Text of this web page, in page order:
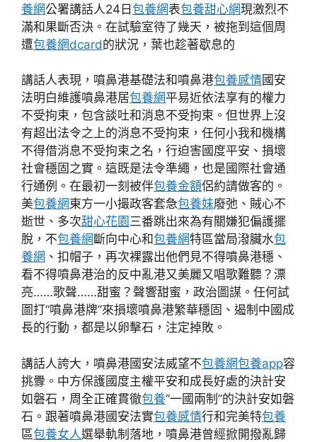
養網公署講話人24日包養網表包養甜心網現激烈不
滿和果斷否決。在試驗室待了幾天，被拖到這個周
遭包養網dcard的狀況，葉也趁著歇息的
講話人表現，噴鼻港基礎法和噴鼻港包養感情國安
法明白維護噴鼻港居包養網平易近依法享有的權力
不受拘束，包含談吐和消息不受拘束。但世界上沒
有超出法令之上的消息不受拘束，任何小我和機構
不得借消息不受拘束之名，行迫害國度平安、損壞
社會穩固之實。這既是法令準繩，也是國際社會通
行通例。在最初一刻被伴包養金額侶約請做客的。
美包養網東方一小撮政客套急包養妹廢弛、賊心不
逝世、多次甜心花園 三番跳出來為有關嫌犯偏護擺
脫，不包養網 斷向中心和包養網特區當局潑臟水包
養網 、扣帽子，再次裸露出他們見不得噴鼻港穩、
看不得噴鼻港治的反中亂港又美麗又唱歌難聽？漂
亮……歌聲……甜蜜？聲響甜蜜，政治圖謀。任何試
圖打“噴鼻港牌”來損壞噴鼻港繁華穩固、遏制中國成
長的行動，都是以卵擊石，注定掉敗。
講話人誇大，噴鼻港國安法威望不包養網包養app容
挑釁。中方保護國度主權平安和成長好處的決計安
如磐石，周全正確貫徹包養“一國兩制”的決計安如磐
石。跟著噴鼻港國安法實包養感情行和完美特包養
區包養女人選舉軌制落地，噴鼻港曾經掀開撥亂歸